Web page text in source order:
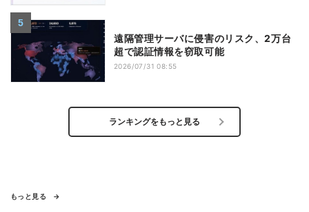
遠隔管理サーバに侵害のリスク、2万台
超で認証情報を窃取可能
2026/07/31 08:55
ランキングをもっと見る
もっと見る